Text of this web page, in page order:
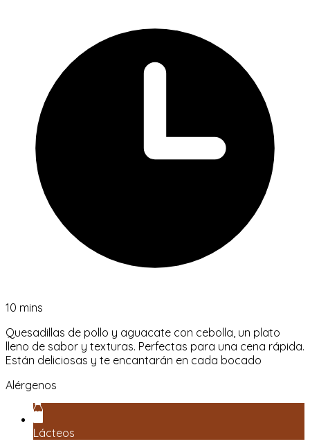
10 mins
Quesadillas de pollo y aguacate con cebolla, un plato
lleno de sabor y texturas. Perfectas para una cena rápida.
Están deliciosas y te encantarán en cada bocado
Alérgenos
Lácteos